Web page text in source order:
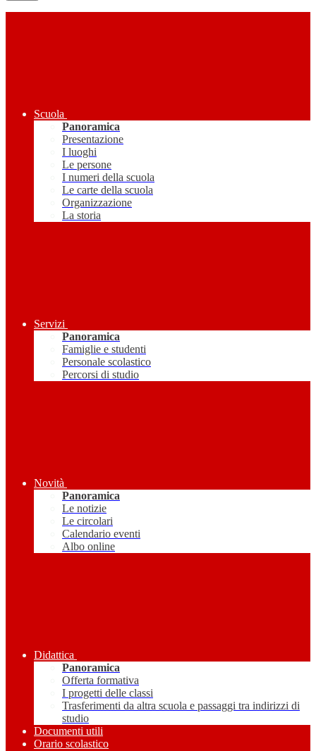
Scuola
Panoramica
Presentazione
I luoghi
Le persone
I numeri della scuola
Le carte della scuola
Organizzazione
La storia
Servizi
Panoramica
Famiglie e studenti
Personale scolastico
Percorsi di studio
Novità
Panoramica
Le notizie
Le circolari
Calendario eventi
Albo online
Didattica
Panoramica
Offerta formativa
I progetti delle classi
Trasferimenti da altra scuola e passaggi tra indirizzi di
studio
Documenti utili
Orario scolastico